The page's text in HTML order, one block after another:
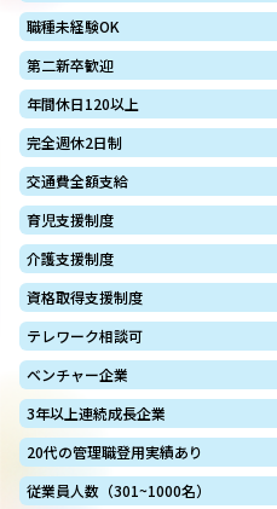
職種未経験OK
第二新卒歓迎
年間休日120以上
完全週休2日制
交通費全額支給
育児支援制度
介護支援制度
資格取得支援制度
テレワーク相談可
ベンチャー企業
3年以上連続成長企業
20代の管理職登用実績あり
従業員人数（301~1000名）